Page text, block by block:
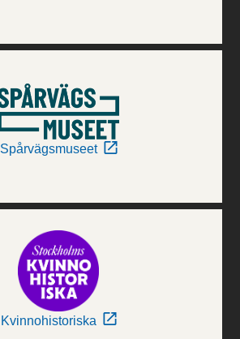
Spårvägsmuseet
Kvinnohistoriska